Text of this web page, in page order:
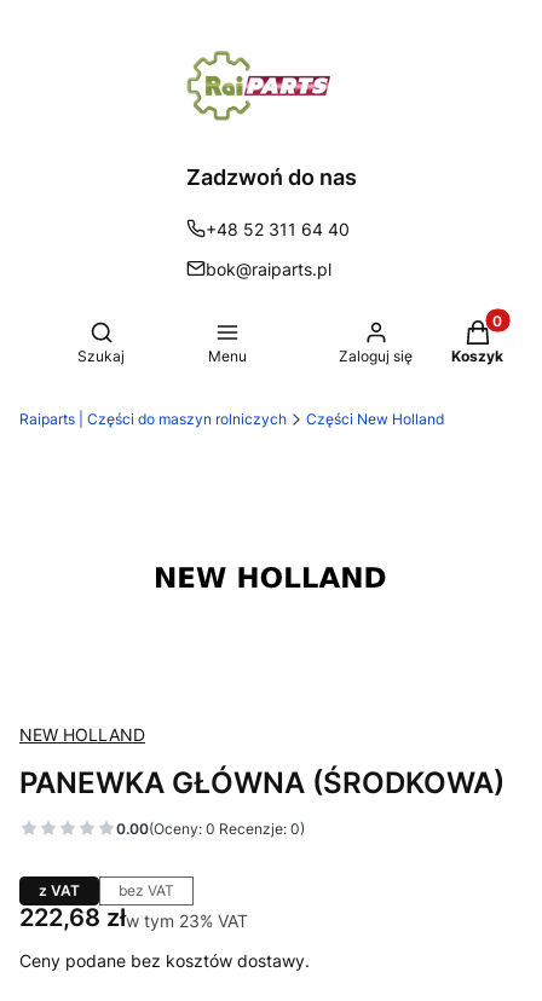
Zadzwoń do nas
+48 52 311 64 40
bok@raiparts.pl
Otwórz wyszukiwarkę
Szukaj Menu Zaloguj się Koszyk
Raiparts | Części do maszyn rolniczych Części New Holland
NEW HOLLAND
PANEWKA GŁÓWNA (ŚRODKOWA)
0.00(Oceny: 0 Recenzje: 0)
z VAT bez VAT
Cena
222,68 złw tym 23% VAT
w tym 23% VAT
Ceny podane bez kosztów dostawy.